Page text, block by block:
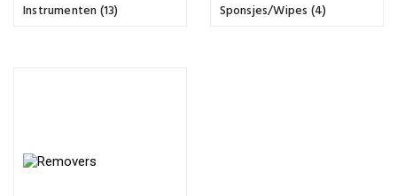
Instrumenten (13) Sponsjes/Wipes (4)